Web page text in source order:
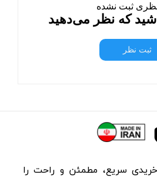
ثبت نشده
که نظر می‌دهید
ثبت نظر
خریدی سریع، مطمئن و راحت را